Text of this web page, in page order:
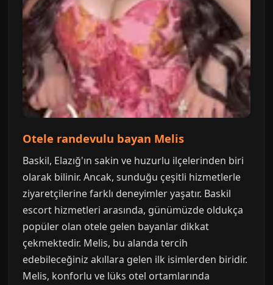
Otele randevulu bayan Melis
Baskil, Elazığ'ın sakin ve huzurlu ilçelerinden biri
olarak bilinir. Ancak, sunduğu çeşitli hizmetlerle
ziyaretçilerine farklı deneyimler yaşatır. Baskil
escort hizmetleri arasında, günümüzde oldukça
popüler olan otele gelen bayanlar dikkat
çekmektedir. Melis, bu alanda tercih
edebileceğiniz akıllara gelen ilk isimlerden biridir.
Melis, konforlu ve lüks otel ortamlarında